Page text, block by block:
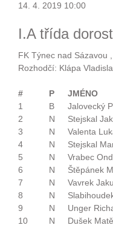
14. 4. 2019 10:00
I.A třída
FK Týnec nad Sázavou
Rozhodčí: Klápa
# P
JMÉNO
1
B
Jalovecký
2
N
Stejskal
3
N
Valenta
4
N
Stejskal
5
N
Vrabec
6
N
Štěpánek
7
N
Vavrek
8
N
9
N
Unger
10
N
Dušek